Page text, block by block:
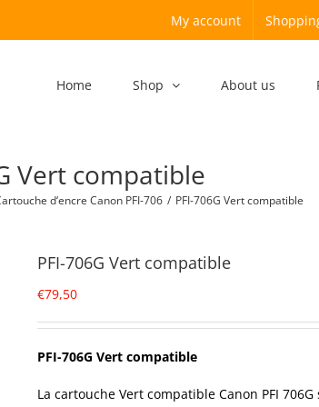
My account
Home Shop About us
Vert compatible
d‘encre Canon PFI-706 / PFI-706G Vert compatible
PFI-706G Vert compatible
€79,50
PFI-706G Vert compatible
La cartouche Vert compatible Canon PFI